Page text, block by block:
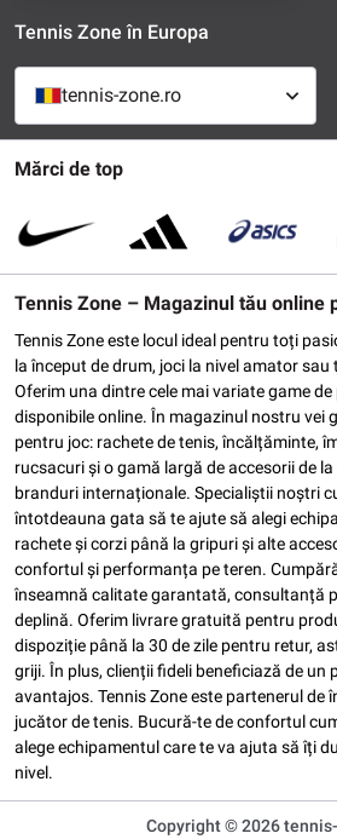
Mărci de top
Tennis Zone – Magazinul tău online
Tennis Zone este locul ideal pentru toți
la început de drum, joci la nivel amator
Oferim una dintre cele mai variate game
disponibile online. În magazinul nostru vei
pentru joc: rachete de tenis, încălțăminte,
rucsacuri și o gamă largă de accesorii de
branduri internaționale. Specialiștii noștri
întotdeauna gata să te ajute să alegi
rachete și corzi până la gripuri și alte
confortul și performanța pe teren.
înseamnă calitate garantată, consultanță
deplină. Oferim livrare gratuită pentru
dispoziție până la 30 de zile pentru retur,
griji. În plus, clienții fideli beneficiază de un
avantajos. Tennis Zone este partenerul de
jucător de tenis. Bucură-te de confortul
alege echipamentul care te va ajuta să îți
nivel.
Tennis Zone în Europa
tennis-zone.ro
Copyright © 2026